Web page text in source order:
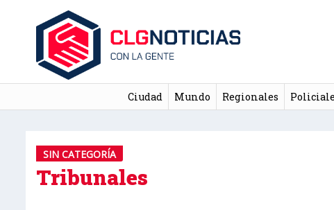
Ciudad Mundo Regionales
SIN CATEGORÍA
Tribunales